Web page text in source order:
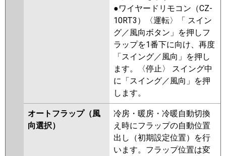
●ワイヤードリモコン（CZ-
10RT3）〈運転〉「 スイン
グ／風向ボタン」を押しフ
ラップを1番下に向け、再度
「スイング／風向」を押し
ます。〈停止〉 スイング中
に「スイング／風向」を押
します。
オートフラップ（風
向選択）
冷房・暖房・冷暖自動切換
え時にフラップの自動位置
出し（初期設定位置）を行
います。フラップ位置は変